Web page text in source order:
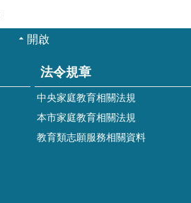
開啟
法令規章
中央家庭教育相關法規
本市家庭教育相關法規
教育類志願服務相關資料